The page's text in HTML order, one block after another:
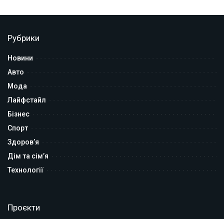
Рубрики
Новини
Авто
Мода
Лайфстайл
Бізнес
Спорт
Здоров’я
Дім та сім’я
Технології
Проєкти